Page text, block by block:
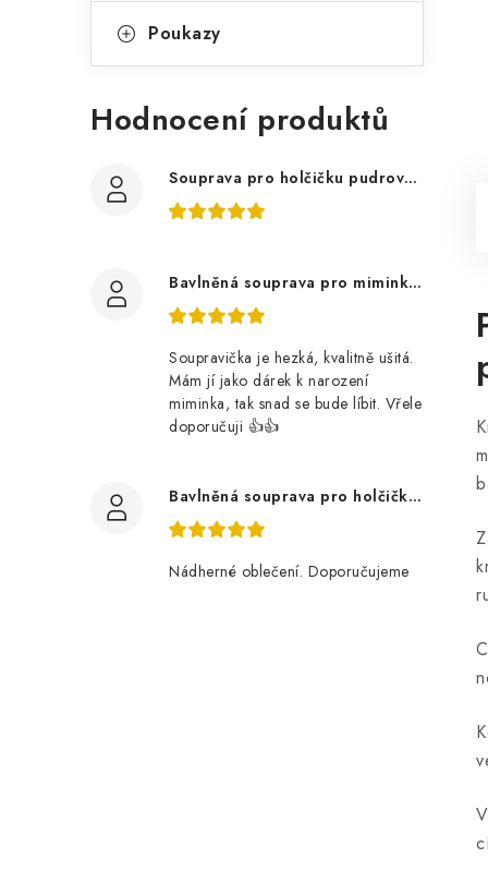
Poukazy
Hodnocení produktů
Souprava pro holčičku pudrově růžová, ptáčci květy
Bavlněná souprava pro miminko, zvířátka v lese
Soupravička je hezká, kvalitně ušitá.
Mám jí jako dárek k narození
miminka, tak snad se bude líbit. Vřele
doporučuji 👍👍
Bavlněná souprava pro holčičku, tmavé květy
Nádherné oblečení. Doporučujeme